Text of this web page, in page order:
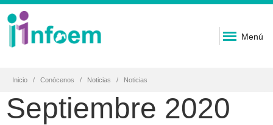
Menú
Inicio Conócenos Noticias Noticias
Septiembre 2020